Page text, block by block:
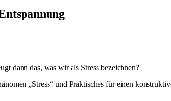
dann das, was wir als Stress bezeichnen?
„Stress“ und Praktisches für einen